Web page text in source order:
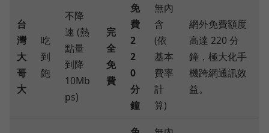
台
灣
大
哥
大
吃
到
飽
不降
速 (熱
點量
到降
10Mb
ps)
完
全
免
費
免
費
2
2
0
分
鐘
無內
含
(依
基本
費率
計
算)
網外免費額度
高達 220 分
鐘，極大化手
機跨網通訊效
益。